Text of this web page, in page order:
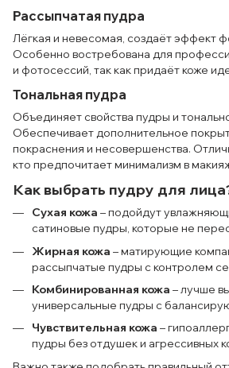
Рассыпчатая пудра
Лёгкая и невесомая, создаёт эффект
Особенно востребована для
и фотосессий, так как придаёт коже
Тональная пудра
Объединяет свойства пудры и
Обеспечивает дополнительное
покраснения и несовершенства.
кто предпочитает минимализм в
Как выбрать пудру для
Сухая кожа – подойдут
сатиновые пудры, которые не
Жирная кожа – матирующие
рассыпчатые пудры с контролем
Комбинированная кожа – лучше
универсальные пудры с
Чувствительная кожа –
пудры без отдушек и агрессивных